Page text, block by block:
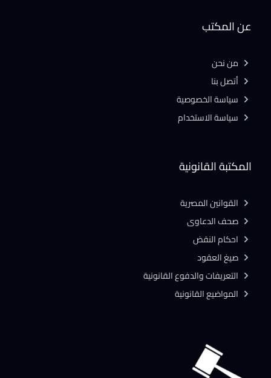
المكتبة القانونية
القوانين المصرية
صحف الدعاوى
احكام النقض
صيغ العقود
التعريفات والدفوع القانونية
المواضيع القانونية
عن المكتب
من نحن
أتصل بنا
سياسة الخصوصية
سياسة الاستخدام